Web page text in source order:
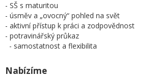
- SŠ s maturitou
- úsměv a „ovocný“ pohled na svět
- aktivní přístup k práci a zodpovědnost
- potravinářský průkaz
- samostatnost a flexibilita
Nabízíme